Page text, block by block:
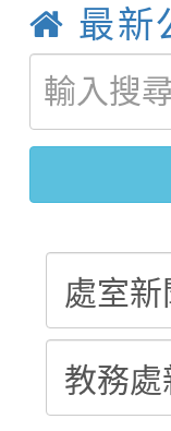
畫影
劇比
表
轉知
敬師
【甄
學
【
結果
最新